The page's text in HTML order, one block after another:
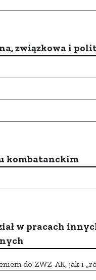
związkowa i
kombatanckim
w pracach
do ZWZ-AK, jak i